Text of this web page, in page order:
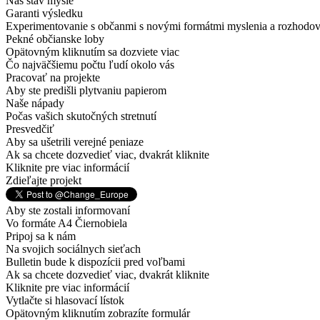
Garanti výsledku
Experimentovanie s občanmi s novými formátmi myslenia a
Pekné občianske loby
Opätovným kliknutím sa dozviete viac
Čo najväčšiemu počtu ľudí okolo vás
Pracovať na projekte
Aby ste predišli plytvaniu papierom
Naše nápady
Počas vašich skutočných stretnutí
Presvedčiť
Aby sa ušetrili verejné peniaze
Ak sa chcete dozvedieť viac, dvakrát kliknite
Kliknite pre viac informácií
Zdieľajte projekt
Aby ste zostali informovaní
Vo formáte A4 Čiernobiela
Pripoj sa k nám
Na svojich sociálnych sieťach
Bulletin bude k dispozícii pred voľbami
Ak sa chcete dozvedieť viac, dvakrát kliknite
Kliknite pre viac informácií
Vytlačte si hlasovací lístok
Opätovným kliknutím zobrazíte formulár